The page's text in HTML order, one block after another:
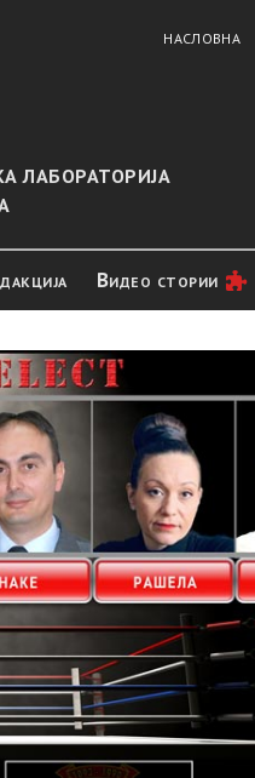
НАСЛОВНА
ЛАБОРАТОРИЈА
Видео стории